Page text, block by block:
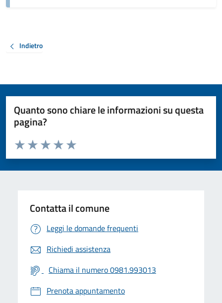
Indietro
Quanto sono chiare le informazioni su questa
pagina?
Valuta da 1 a 5 stelle la pagina
Valuta 5 stelle su 5
Valuta 4 stelle su 5
Valuta 3 stelle su 5
Valuta 2 stelle su 5
Valuta 1 stelle su 5
Contatta il comune
Leggi le domande frequenti
Richiedi assistenza
Chiama il numero 0981.993013
Prenota appuntamento